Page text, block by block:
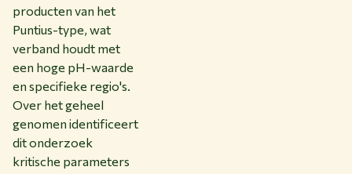
producten van het
Puntius-type, wat
verband houdt met
een hoge pH-waarde
en specifieke regio's.
Over het geheel
genomen identificeert
dit onderzoek
kritische parameters